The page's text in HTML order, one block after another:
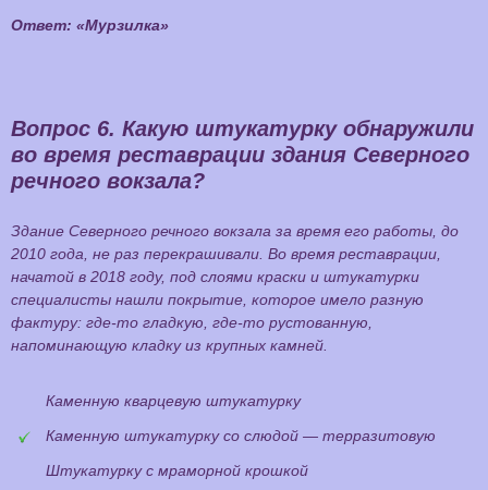
Ответ: «Мурзилка»
Вопрос 6. Какую штукатурку обнаружили
во время реставрации здания Северного
речного вокзала?
Здание Северного речного вокзала за время его работы, до
2010 года, не раз перекрашивали. Во время реставрации,
начатой в 2018 году, под слоями краски и штукатурки
специалисты нашли покрытие, которое имело разную
фактуру: где-то гладкую, где-то рустованную,
напоминающую кладку из крупных камней.
Каменную кварцевую штукатурку
Каменную штукатурку со слюдой — терразитовую
Штукатурку с мраморной крошкой